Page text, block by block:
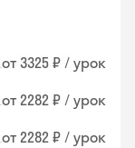
от 3325 ₽ / урок
от 2282 ₽ / урок
от 2282 ₽ / урок